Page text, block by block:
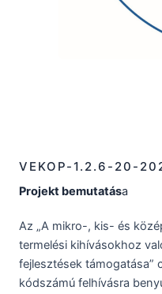
VEKOP-1.2.6-20-
Projekt bemutatása
Az „A mikro-, kis- és
termelési kihívásokhoz
fejlesztések támogatása”
kódszámú felhívásra